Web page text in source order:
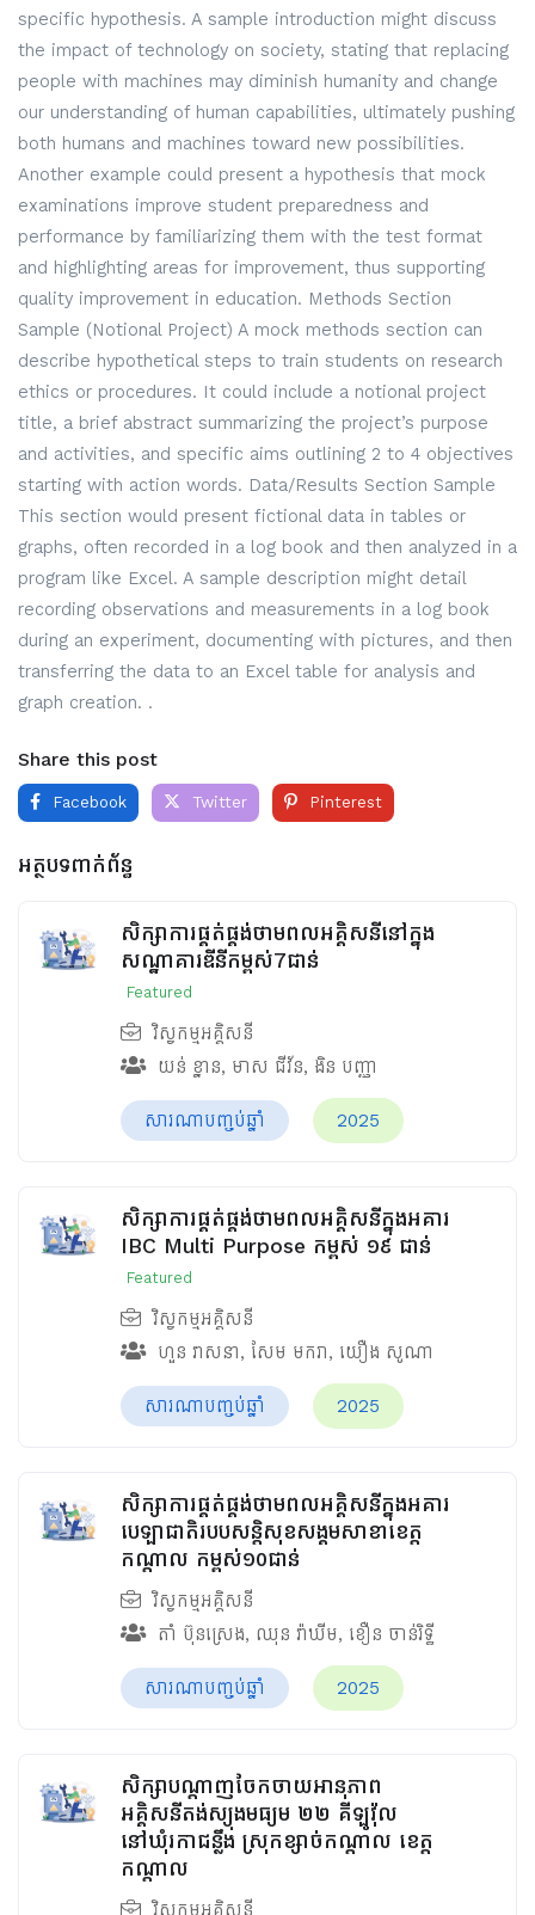
specific hypothesis. A sample introduction might discuss
the impact of technology on society, stating that replacing
people with machines may diminish humanity and change
our understanding of human capabilities, ultimately pushing
both humans and machines toward new possibilities.
Another example could present a hypothesis that mock
examinations improve student preparedness and
performance by familiarizing them with the test format
and highlighting areas for improvement, thus supporting
quality improvement in education. Methods Section
Sample (Notional Project) A mock methods section can
describe hypothetical steps to train students on research
ethics or procedures. It could include a notional project
title, a brief abstract summarizing the project’s purpose
and activities, and specific aims outlining 2 to 4 objectives
starting with action words. Data/Results Section Sample
This section would present fictional data in tables or
graphs, often recorded in a log book and then analyzed in a
program like Excel. A sample description might detail
recording observations and measurements in a log book
during an experiment, documenting with pictures, and then
transferring the data to an Excel table for analysis and
graph creation. .
Share this post
Facebook Twitter Pinterest
អត្ថបទពាក់ព័ន្ធ
សិក្សាការផ្គត់ផ្គង់ថាមពលអគ្គិសនីនៅក្នុង
សណ្ឋាគារឌីនីកម្ពស់7ជាន់
Featured
វិស្វកម្មអគ្គិសនី
យន់ ខ្នាន, មាស ជីវ័ន, ងិន បញ្ញា
សារណាបញ្ចប់ឆ្នាំ 2025
សិក្សាការផ្គត់ផ្គង់ថាមពលអគ្គិសនីក្នុងអគារ
IBC Multi Purpose កម្ពស់ ១៩ ជាន់
Featured
វិស្វកម្មអគ្គិសនី
ហួន​ វាសនា, សែម មករា, យឿង សូណា
សារណាបញ្ចប់ឆ្នាំ 2025
សិក្សាការផ្គត់ផ្គង់ថាមពលអគ្គិសនីក្នុងអគារ
បេឡាជាតិរបបសន្តិសុខ​សង្គមសាខាខេត្ត
កណ្តាល កម្ពស់១០ជាន់
វិស្វកម្មអគ្គិសនី
តាំ ប៊ុនស្រេង, ឈុន វ៉ាឃីម​, ខឿន ចាន់រិទ្ធី​
សារណាបញ្ចប់ឆ្នាំ 2025
សិក្សាបណ្តាញចែកចាយអានុភាព
អគ្គិសនីតង់ស្យុងមធ្យម ២២ គីឡូវ៉ុល
នៅឃុំរកាជន្លឹង ស្រុកខ្សាច់កណ្ដាល ខេត្ត
កណ្ដាល
វិស្វកម្មអគ្គិសនី